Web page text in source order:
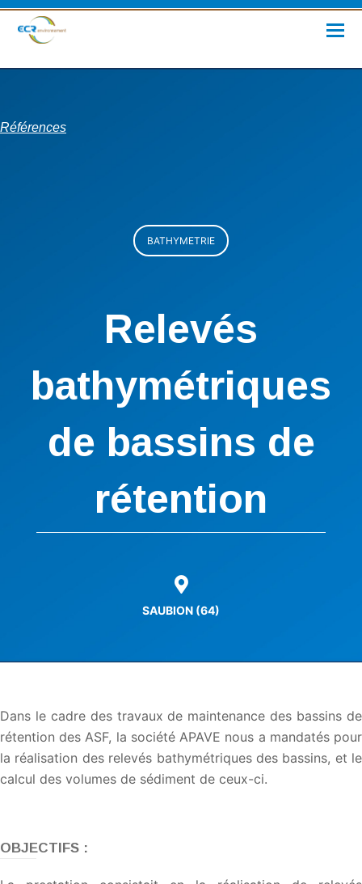
Références
BATHYMETRIE
Relevés
bathymétriques
de bassins de
rétention
SAUBION (64)
Dans le cadre des travaux de maintenance des bassins de
rétention des ASF, la société APAVE nous a mandatés pour
la réalisation des relevés bathymétriques des bassins, et le
calcul des volumes de sédiment de ceux-ci.
OBJECTIFS :